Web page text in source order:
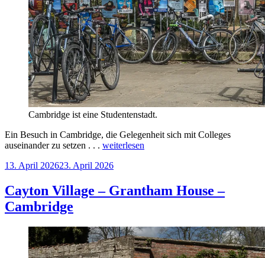
Cambridge ist eine Studentenstadt.
Ein Besuch in Cambridge, die Gelegenheit sich mit Colleges
auseinander zu setzen . . . „Cambridge
St.
College“
weiterlesen
Veröffentlicht
13. April 202623. April 2026
Cayton Village – Grantham House –
Cambridge